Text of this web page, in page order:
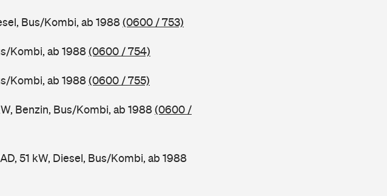
Bus/Kombi, ab 1988(0600 / 753)
Kombi, ab 1988(0600 / 754)
Kombi, ab 1988(0600 / 755)
Benzin, Bus/Kombi, ab 1988(0600 /
51 kW, Diesel, Bus/Kombi, ab 1988